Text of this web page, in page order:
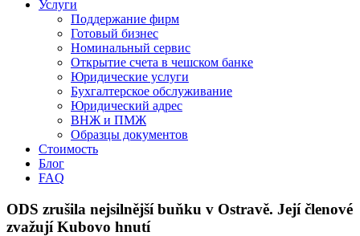
Услуги
Поддержание фирм
Готовый бизнес
Номинальный сервис
Открытие счета в чешском банке
Юридические услуги
Бухгалтерское обслуживание
Юридический адрес
ВНЖ и ПМЖ
Образцы документов
Стоимость
Блог
FAQ
ODS zrušila nejsilnější buňku v Ostravě. Její členové
zvažují Kubovo hnutí